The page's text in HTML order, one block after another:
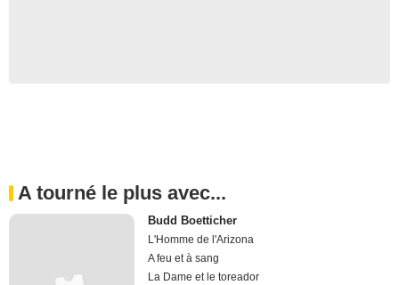
A tourné le plus avec...
Budd Boetticher
L'Homme de l'Arizona
A feu et à sang
La Dame et le toreador